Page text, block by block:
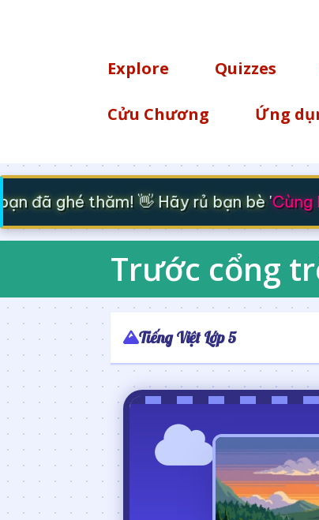
Explore
Quizzes
Cửu Chương Ứng
đã ghé thăm! 👋 Hãy rủ bạn bè 'Cùng
Trước cổng
Tiếng Việt Lớp 5